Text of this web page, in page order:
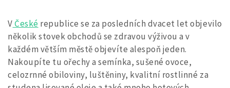
V České republice se za posledních dvacet let objevilo
několik stovek obchodů se zdravou výživou a v
každém větším městě objevíte alespoň jeden.
Nakoupíte tu ořechy a semínka, sušené ovoce,
celozrnné obiloviny, luštěniny, kvalitní rostlinné za